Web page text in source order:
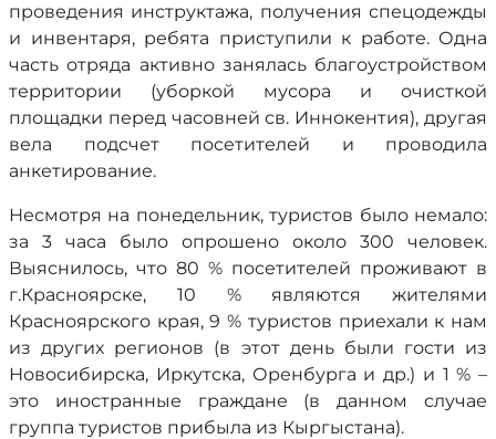
проведения инструктажа, получения спецодежды
и инвентаря, ребята приступили к работе. Одна
часть отряда активно занялась благоустройством
территории (уборкой мусора и очисткой
площадки перед часовней св. Иннокентия), другая
вела подсчет посетителей и проводила
анкетирование.
Несмотря на понедельник, туристов было немало:
за 3 часа было опрошено около 300 человек.
Выяснилось, что 80 % посетителей проживают в
г.Красноярске, 10 % являются жителями
Красноярского края, 9 % туристов приехали к нам
из других регионов (в этот день были гости из
Новосибирска, Иркутска, Оренбурга и др.) и 1 % –
это иностранные граждане (в данном случае
группа туристов прибыла из Кыргыстана).